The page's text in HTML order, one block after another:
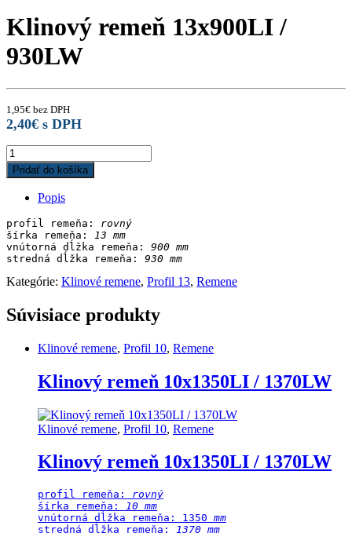
Klinový remeň 13x900LI /
930LW
1,95€ bez DPH
2,40€ s DPH
Klinový
remeň
13x900LI
930LW
quantity
Pridať do košíka
Popis
profil remeňa: rovný
šírka remeňa:
13 mm
vnútorná dĺžka remeňa:
stredná dĺžka remeňa:
Kategórie: Klinové remene, Profil 13, Remene
Súvisiace produkty
Klinové remene, Profil 10, Remene
Klinový remeň 10x1350LI / 1370LW
Klinové remene, Profil 10, Remene
Klinový remeň 10x1350LI / 1370LW
profil remeňa: rovný
šírka remeňa: 10 mm
vnútorná dĺžka remeňa: 1350 mm
stredná dĺžka remeňa:
1370 mm